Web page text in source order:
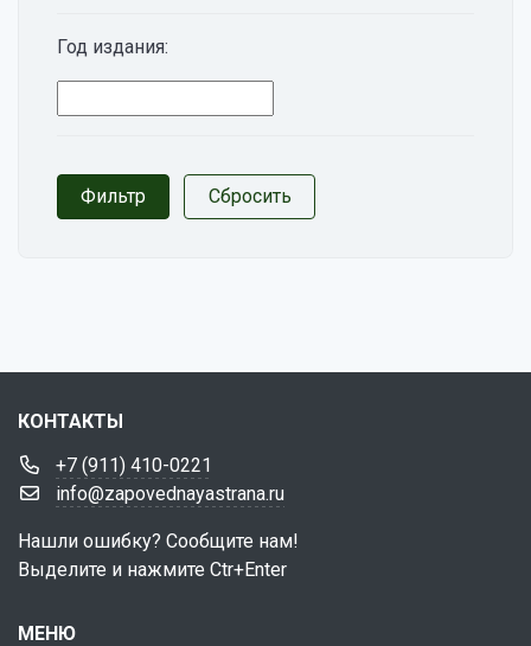
Год издания:
КОНТАКТЫ
+7 (911) 410-0221
info@zapovednayastrana.ru
Нашли ошибку? Сообщите нам!
Выделите и нажмите Ctr+Enter
МЕНЮ